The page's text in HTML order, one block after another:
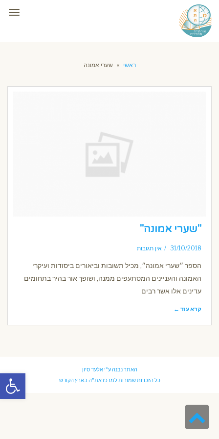
פתח
ראשי » שערי אמונה
"שערי אמונה"
31/10/2018 אין תגובות
הספר ״שערי אמונה״, מכיל תשובות וביאורים ביסודות ועיקרי
האמונה והעניינים המסתעפים ממנה, ושופך אור בהיר בתחומים
עדינים אלו אשר רבים
קרא עוד ←
האתר נבנה ע"יאלעד סיון
כל הזכויות שמורות למרכז את"ה בארץ הקודש
לראש